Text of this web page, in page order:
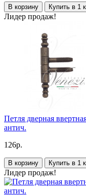
В корзину Купить в 1
Лидер продаж!
Петля дверная
антич.
126р.
В корзину Купить в 1
Лидер продаж!